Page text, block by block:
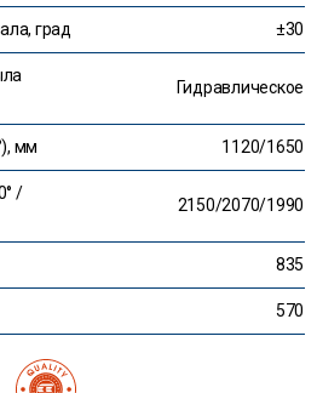
град ±30
Гидравлическое
мм 1120/1650
/
2150/2070/1990
835
570